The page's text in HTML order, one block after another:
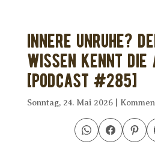
Innere Unruhe?
Wissen kennt
[PODCAST #285]
Sonntag, 24. Mai 2026|